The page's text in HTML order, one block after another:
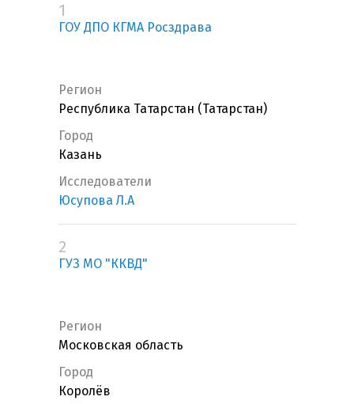
1
ГОУ ДПО КГМА Росздрава
Регион
Республика Татарстан (Татарстан)
Город
Казань
Исследователи
Юсупова Л.А
2
ГУЗ МО "ККВД"
Регион
Московская область
Город
Королёв